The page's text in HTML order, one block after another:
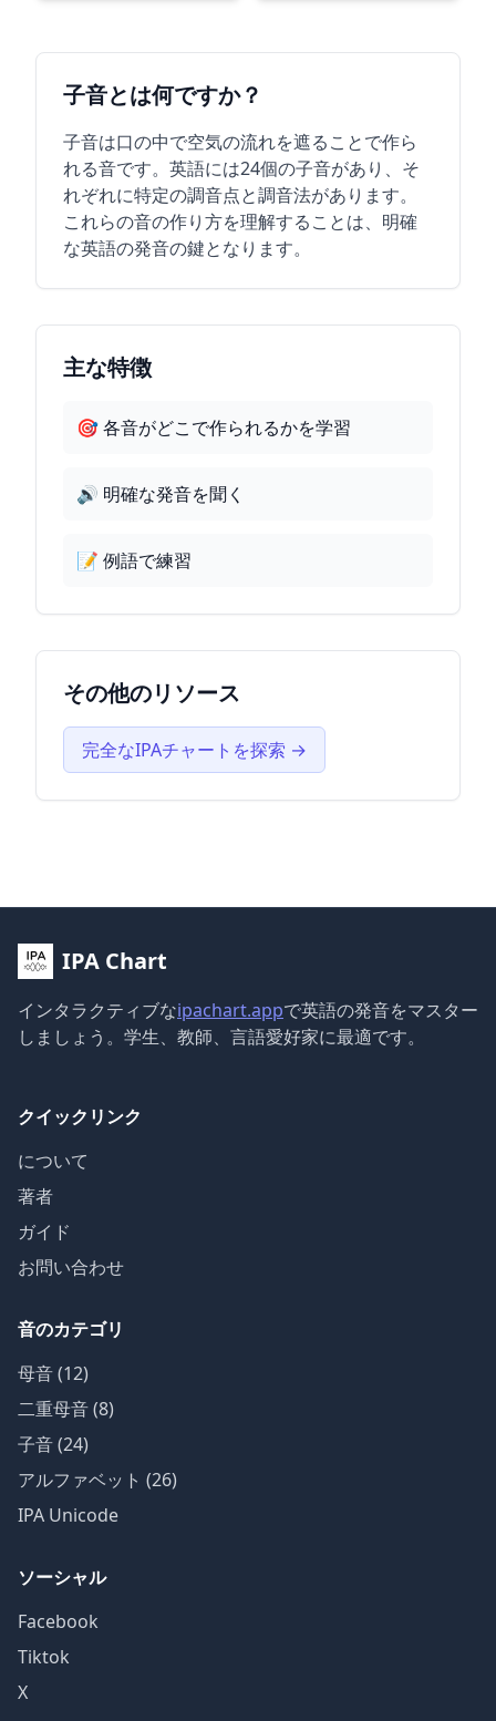
子音とは何ですか？
子音は口の中で空気の流れを遮ることで作ら
れる音です。英語には24個の子音があり、そ
れぞれに特定の調音点と調音法があります。
これらの音の作り方を理解することは、明確
な英語の発音の鍵となります。
主な特徴
🎯 各音がどこで作られるかを学習
🔊 明確な発音を聞く
📝 例語で練習
その他のリソース
完全なIPAチャートを探索 →
IPA Chart
インタラクティブなipachart.appで英語の発音をマスター
しましょう。学生、教師、言語愛好家に最適です。
クイックリンク
について
著者
ガイド
お問い合わせ
音のカテゴリ
母音 (12)
二重母音 (8)
子音 (24)
アルファベット (26)
IPA Unicode
ソーシャル
Facebook
Tiktok
X